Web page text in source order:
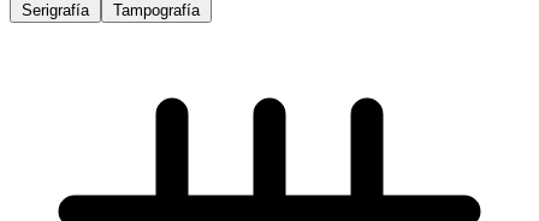
Serigrafía Tampografía